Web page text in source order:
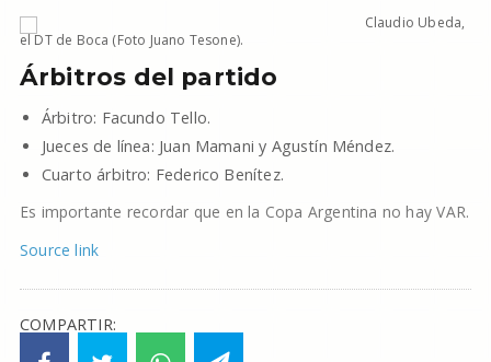
Claudio Ubeda,
el DT de Boca (Foto Juano Tesone).
Árbitros del partido
Árbitro: Facundo Tello.
Jueces de línea: Juan Mamani y Agustín Méndez.
Cuarto árbitro: Federico Benítez.
Es importante recordar que en la Copa Argentina no hay VAR.
Source link
COMPARTIR: